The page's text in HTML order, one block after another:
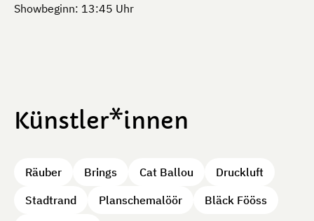
Showbeginn: 13:45 Uhr
Künstler*innen
Räuber Brings Cat Ballou
Druckluft
Stadtrand
Planschemalöör
Bläck Fööss